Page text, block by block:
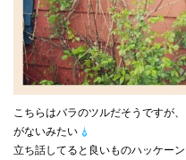
こちらはバラのツルだそうですが
がないみたい
立ち話してると良いものハッケーン